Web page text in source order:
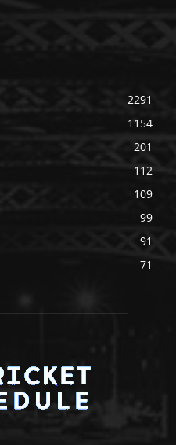
2291
1154
201
112
109
99
91
71